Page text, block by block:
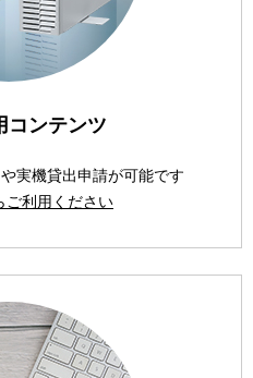
コンテンツ
実機貸出申請が可能です
ご利用ください